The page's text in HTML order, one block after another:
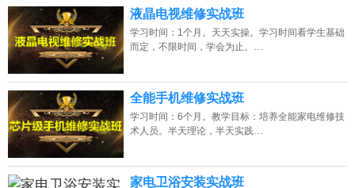
液晶电视维修实战班
学习时间：1个月。天天实操。学习时间看学生基础
而定，不限时间，学会为止。…
全能手机维修实战班
学习时间：6个月。教学目标：培养全能家电维修技
术人员。半天理论，半天实践…
家电卫浴安装实战班